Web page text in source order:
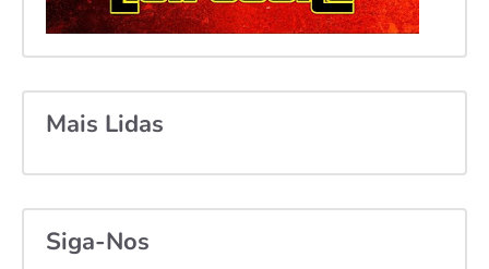
Mais Lidas
Siga-Nos